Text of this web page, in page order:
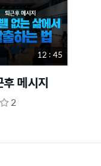
12 : 45
메시지
2